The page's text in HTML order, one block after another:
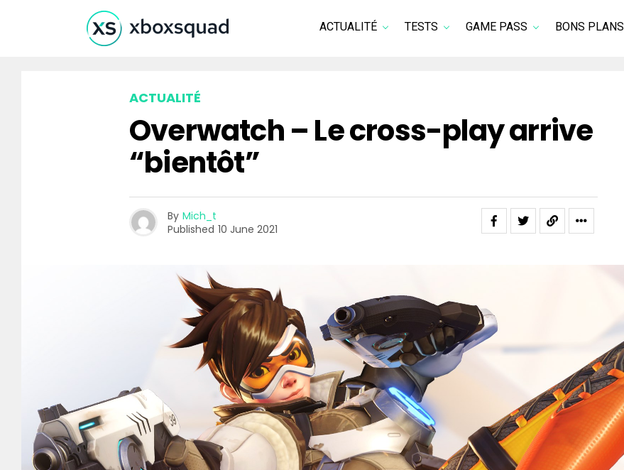
ACTUALITÉ TESTS GAME PASS BONS PLANS
ACTUALITÉ
Overwatch – Le cross-play arrive
“bientôt”
By Mich_t
Published 10 June 2021